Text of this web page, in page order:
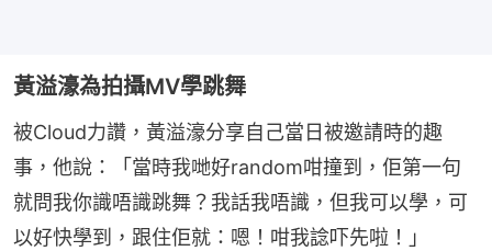
黃溢濠為拍攝MV學跳舞
被Cloud力讚，黃溢濠分享自己當日被邀請時的趣
事，他說：「當時我哋好random咁撞到，佢第一句
就問我你識唔識跳舞？我話我唔識，但我可以學，可
以好快學到，跟住佢就：嗯！咁我諗吓先啦！」